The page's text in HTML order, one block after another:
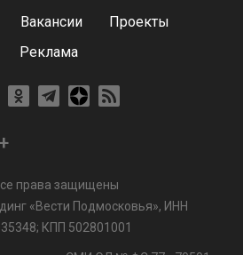
Вакансии
Проекты
Реклама
права защищены
«Вести Подмосковья», ИНН
КПП 502801001